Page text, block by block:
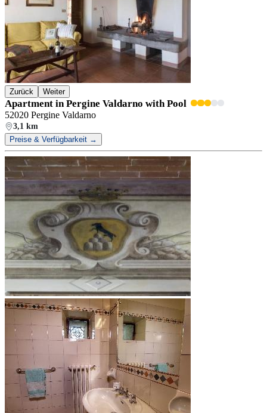
Zurück Weiter
Apartment in Pergine Valdarno with Pool
52020 Pergine Valdarno
3,1 km
Preise & Verfügbarkeit →